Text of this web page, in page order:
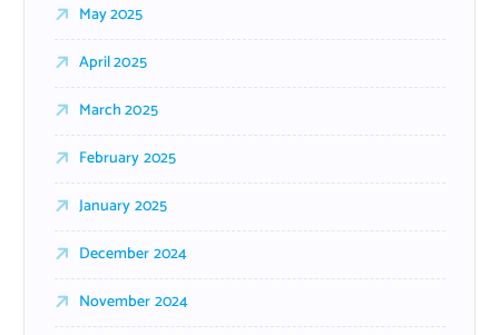
May 2025
April 2025
March 2025
February 2025
January 2025
December 2024
November 2024